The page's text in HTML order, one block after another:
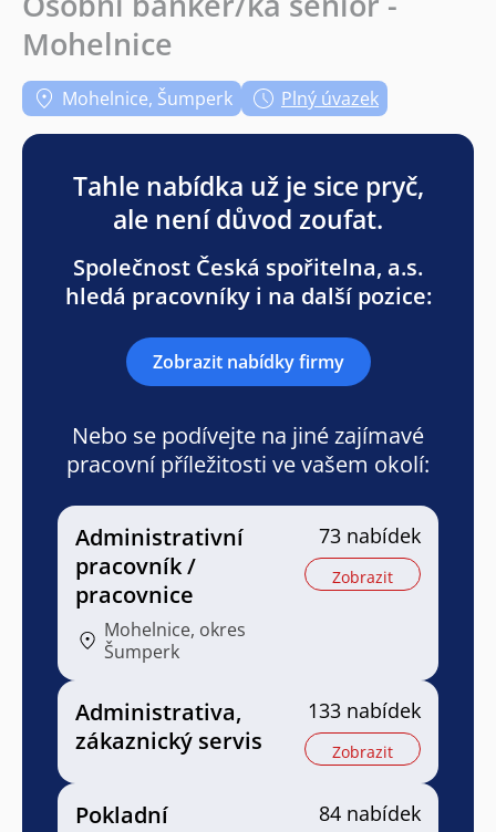
Mohelnice
Mohelnice, Šumperk Plný úvazek
Tahle nabídka už je sice pryč,
ale není důvod zoufat.
Společnost Česká spořitelna, a.s.
hledá pracovníky i na další pozice:
Zobrazit nabídky firmy
Nebo se podívejte na jiné zajímavé
pracovní příležitosti ve vašem okolí:
Administrativní
pracovník /
pracovnice
Mohelnice, okres
Šumperk
73 nabídek
Zobrazit
Administrativa,
zákaznický servis
133 nabídek
Zobrazit
Pokladní 84 nabídek